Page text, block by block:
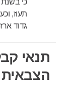
תעוז,
גדוד
תנאי
הצבאית